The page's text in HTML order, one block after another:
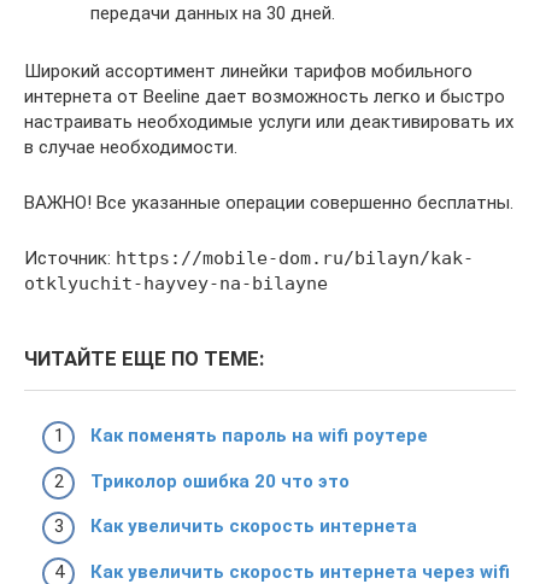
передачи данных на 30 дней.
Широкий ассортимент линейки тарифов мобильного
интернета от Beeline дает возможность легко и быстро
настраивать необходимые услуги или деактивировать их
в случае необходимости.
ВАЖНО! Все указанные операции совершенно бесплатны.
Источник: https://mobile-dom.ru/bilayn/kak-
otklyuchit-hayvey-na-bilayne
ЧИТАЙТЕ ЕЩЕ ПО ТЕМЕ:
Как поменять пароль на wifi роутере
Триколор ошибка 20 что это
Как увеличить скорость интернета
Как увеличить скорость интернета через wifi